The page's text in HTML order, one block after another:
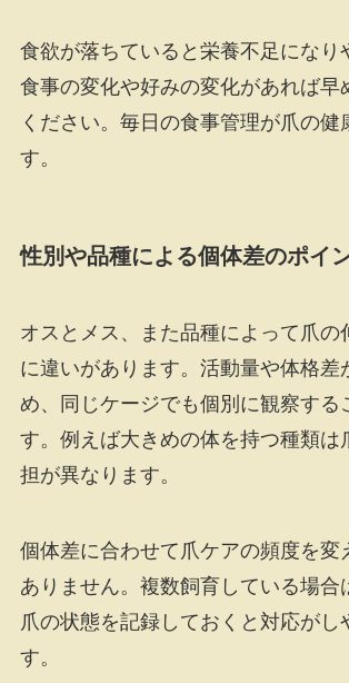
食欲が落ちていると栄養不足になり
食事の変化や好みの変化があれば早
ください。毎日の食事管理が爪の健
す。
性別や品種による個体差のポイ
オスとメス、また品種によって爪の
に違いがあります。活動量や体格差
め、同じケージでも個別に観察する
す。例えば大きめの体を持つ種類は
担が異なります。
個体差に合わせて爪ケアの頻度を変
ありません。複数飼育している場合
爪の状態を記録しておくと対応がし
す。